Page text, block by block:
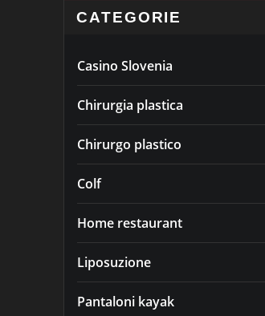
CATEGORIE
Casino Slovenia
Chirurgia plastica
Chirurgo plastico
Colf
Home restaurant
Liposuzione
Pantaloni kayak